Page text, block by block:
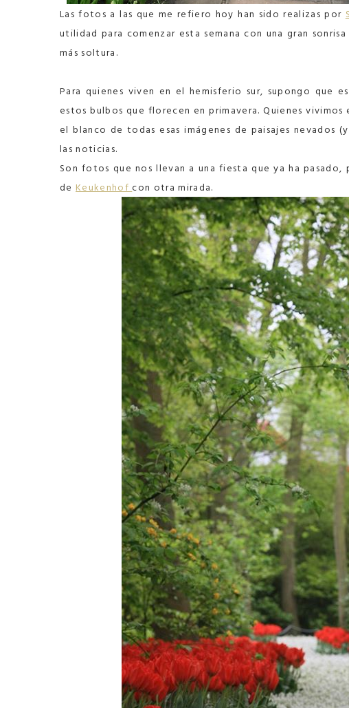
Las fotos a las que me refiero hoy han sido realizas por
utilidad para comenzar esta semana con una gran
más soltura.
Para quienes viven en el hemisferio sur, supongo que
estos bulbos que florecen en primavera. Quienes
el blanco de todas esas imágenes de paisajes nevados
las noticias.
Son fotos que nos llevan a una fiesta que ya ha
de Keukenhofcon otra mirada.